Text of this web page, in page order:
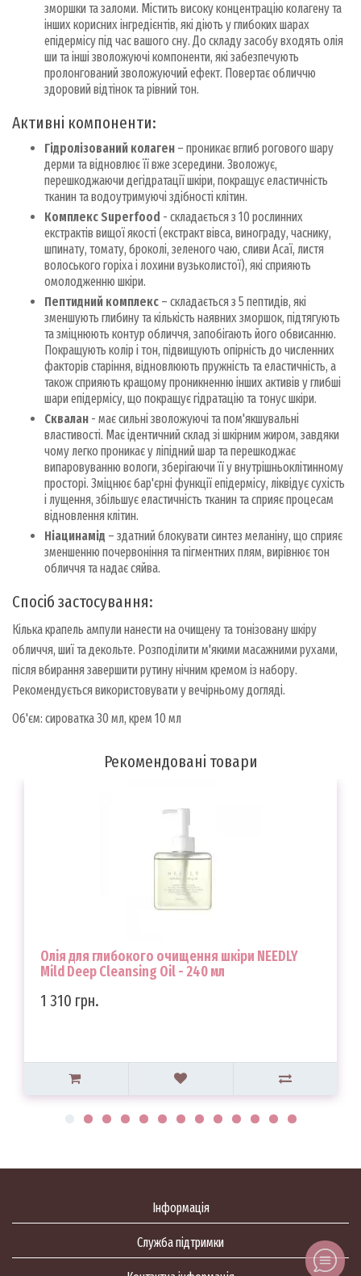
зморшки та заломи. Містить високу концентрацію колагену та
інших корисних інгредієнтів, які діють у глибоких шарах
епідермісу під час вашого сну. До складу засобу входять олія
ши та інші зволожуючі компоненти, які забезпечують
пролонгований зволожуючий ефект. Повертає обличчю
здоровий відтінок та рівний тон.
Активні компоненти:
Гідролізований колаген – проникає вглиб рогового шару
дерми та відновлює її вже зсередини. Зволожує,
перешкоджаючи дегідратації шкіри, покращує еластичність
тканин та водоутримуючі здібності клітин.
Комплекс Superfood - складається з 10 рослинних
екстрактів вищої якості (екстракт вівса, винограду, часнику,
шпинату, томату, броколі, зеленого чаю, сливи Асаї, листя
волоського горіха і лохини вузьколистої), які сприяють
омолодженню шкіри.
Пептидний комплекс – складається з 5 пептидів, які
зменшують глибину та кількість наявних зморшок, підтягують
та зміцнюють контур обличчя, запобігають його обвисанню.
Покращують колір і тон, підвищують опірність до численних
факторів старіння, відновлюють пружність та еластичність, а
також сприяють кращому проникненню інших активів у глибші
шари епідермісу, що покращує гідратацію та тонус шкіри.
Сквалан - має сильні зволожуючі та пом'якшувальні
властивості. Має ідентичний склад зі шкірним жиром, завдяки
чому легко проникає у ліпідний шар та перешкоджає
випаровуванню вологи, зберігаючи її у внутрішньоклітинному
просторі. Зміцнює бар'єрні функції епідермісу, ліквідує сухість
і лущення, збільшує еластичність тканин та сприяє процесам
відновлення клітин.
Ніацинамід – здатний блокувати синтез меланіну, що сприяє
зменшенню почервоніння та пігментних плям, вирівнює тон
обличчя та надає сяйва.
Спосіб застосування:
Кілька крапель ампули нанести на очищену та тонізовану шкіру
обличчя, шиї та декольте. Розподілити м'якими масажними рухами,
після вбирання завершити рутину нічним кремом із набору.
Рекомендується використовувати у вечірньому догляді.
Об'єм: сироватка 30 мл, крем 10 мл
Рекомендовані товари
Олія для глибокого очищення шкіри NEEDLY
Mild Deep Cleansing Oil - 240 мл
1 310 грн.
Інформація
Служба підтримки